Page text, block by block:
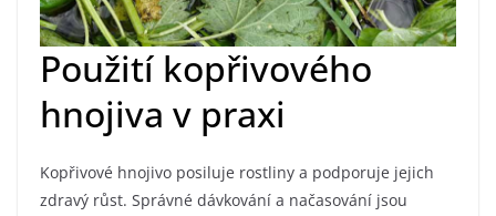
Použití kopřivového
hnojiva v praxi
Kopřivové hnojivo posiluje rostliny a podporuje jejich
zdravý růst. Správné dávkování a načasování jsou